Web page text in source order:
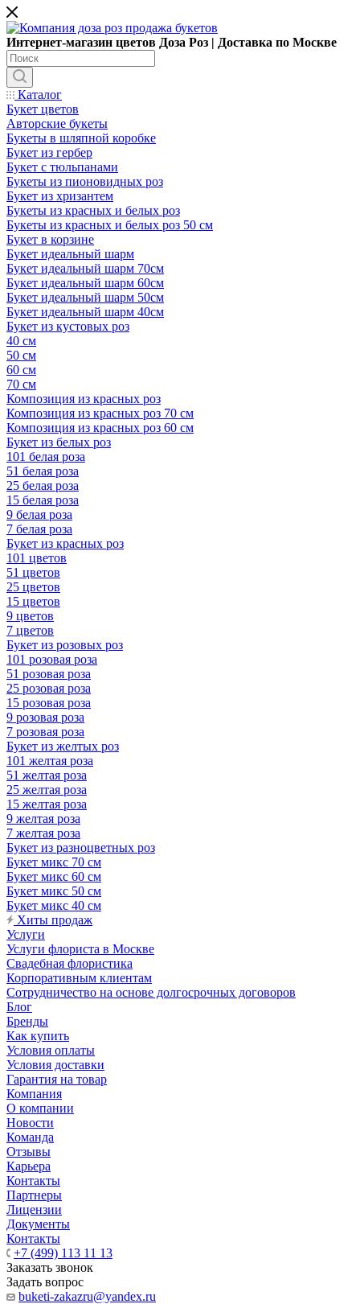
Интернет-магазин цветов Доза Роз | Доставка по Москве
Каталог
Букет цветов
Авторские букеты
Букеты в шляпной коробке
Букет из гербер
Букет с тюльпанами
Букеты из пионовидных роз
Букет из хризантем
Букеты из красных и белых роз
Букеты из красных и белых роз 50 см
Букет в корзине
Букет идеальный шарм
Букет идеальный шарм 70см
Букет идеальный шарм 60см
Букет идеальный шарм 50см
Букет идеальный шарм 40см
Букет из кустовых роз
40 см
50 см
60 см
70 см
Композиция из красных роз
Композиция из красных роз 70 см
Композиция из красных роз 60 см
Букет из белых роз
101 белая роза
51 белая роза
25 белая роза
15 белая роза
9 белая роза
7 белая роза
Букет из красных роз
101 цветов
51 цветов
25 цветов
15 цветов
9 цветов
7 цветов
Букет из розовых роз
101 розовая роза
51 розовая роза
25 розовая роза
15 розовая роза
9 розовая роза
7 розовая роза
Букет из желтых роз
101 желтая роза
51 желтая роза
25 желтая роза
15 желтая роза
9 желтая роза
7 желтая роза
Букет из разноцветных роз
Букет микс 70 см
Букет микс 60 см
Букет микс 50 см
Букет микс 40 см
Хиты продаж
Услуги
Услуги флориста в Москве
Свадебная флористика
Корпоративным клиентам
Сотрудничество на основе долгосрочных договоров
Блог
Бренды
Как купить
Условия оплаты
Условия доставки
Гарантия на товар
Компания
О компании
Новости
Команда
Отзывы
Карьера
Контакты
Партнеры
Лицензии
Документы
Контакты
+7 (499) 113 11 13
Заказать звонок
Задать вопрос
buketi-zakazru@yandex.ru